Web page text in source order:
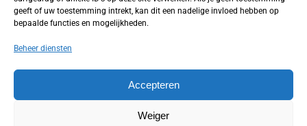
geeft of uw toestemming intrekt, kan dit een nadelige invloed hebben op
bepaalde functies en mogelijkheden.
Beheer diensten
Accepteren
Weiger